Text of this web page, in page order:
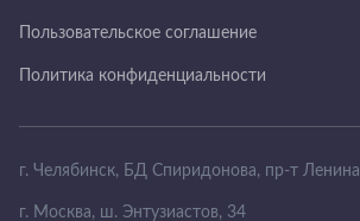
Пользовательское соглашение
Политика конфиденциальности
г. Челябинск, БД Спиридонова, пр-т Ленина
г. Москва, ш. Энтузиастов, 34